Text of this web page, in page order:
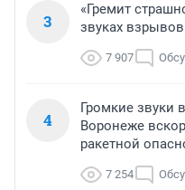
3
«Гремит
звуках
7 907
4
Громкие звуки
Воронеже
ракетной
7 254